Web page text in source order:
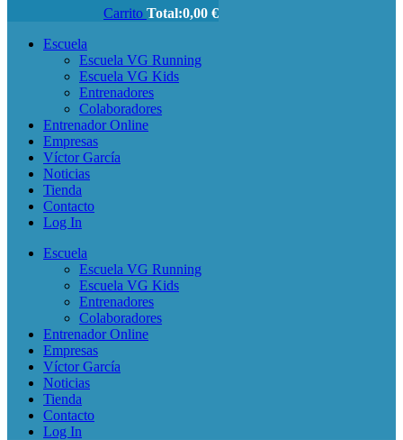
Carrito Total:0,00 €
Escuela
Escuela VG Running
Escuela VG Kids
Entrenadores
Colaboradores
Entrenador Online
Empresas
Víctor García
Noticias
Tienda
Contacto
Log In
Escuela
Escuela VG Running
Escuela VG Kids
Entrenadores
Colaboradores
Entrenador Online
Empresas
Víctor García
Noticias
Tienda
Contacto
Log In